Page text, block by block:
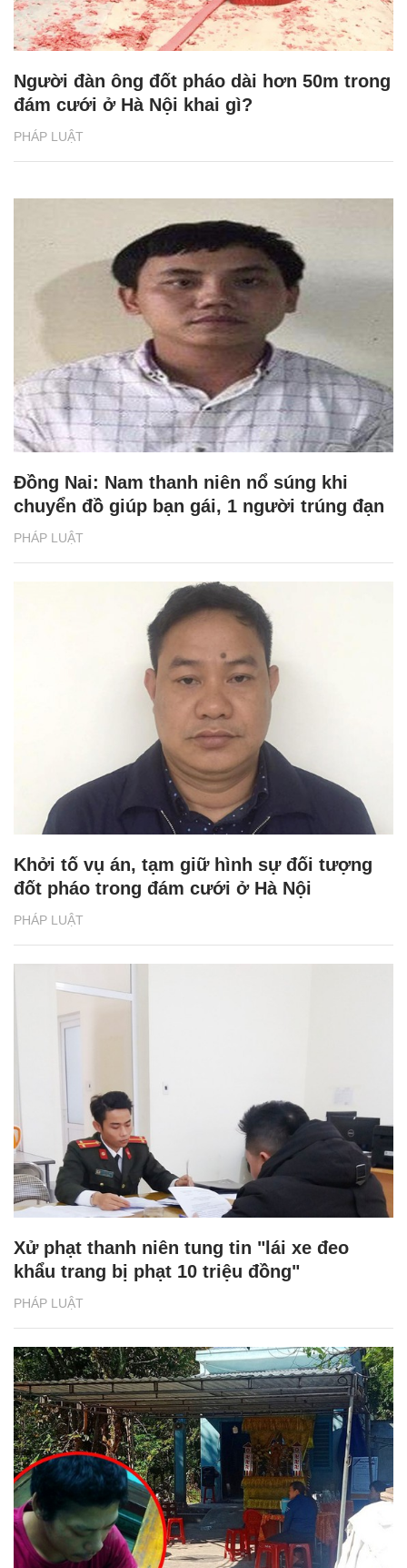
PHÁP LUẬT
Người đàn ông đốt pháo dài hơn 50m trong
đám cưới ở Hà Nội khai gì?
PHÁP LUẬT
Đồng Nai: Nam thanh niên nổ súng khi
chuyển đồ giúp bạn gái, 1 người trúng đạn
PHÁP LUẬT
Khởi tố vụ án, tạm giữ hình sự đối tượng
đốt pháo trong đám cưới ở Hà Nội
PHÁP LUẬT
Xử phạt thanh niên tung tin "lái xe đeo
khẩu trang bị phạt 10 triệu đồng"